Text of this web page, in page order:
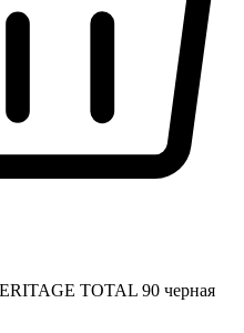
TOTAL 90 черная